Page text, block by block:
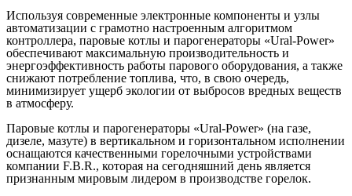
Используя современные электронные компоненты и узлы
автоматизации с грамотно настроенным алгоритмом
контроллера, паровые котлы и парогенераторы «Ural-Power»
обеспечивают максимальную производительность и
энергоэффективность работы парового оборудования, а также
снижают потребление топлива, что, в свою очередь,
минимизирует ущерб экологии от выбросов вредных веществ
в атмосферу.
Паровые котлы и парогенераторы «Ural-Power» (на газе,
дизеле, мазуте) в вертикальном и горизонтальном исполнении
оснащаются качественными горелочными устройствами
компании F.B.R., которая на сегодняшний день является
признанным мировым лидером в производстве горелок.